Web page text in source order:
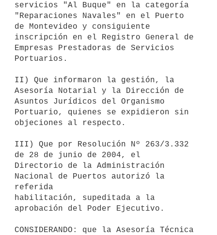
servicios "Al Buque" en la categoría
"Reparaciones Navales" en el Puerto
de Montevideo y consiguiente
inscripción en el Registro General de
Empresas Prestadoras de Servicios
Portuarios.
II) Que informaron la gestión, la
Asesoría Notarial y la Dirección de
Asuntos Jurídicos del Organismo
Portuario, quienes se expidieron sin
objeciones al respecto.
III) Que por Resolución Nº 263/3.332
de 28 de junio de 2004, el
Directorio de la Administración
Nacional de Puertos autorizó la
referida
habilitación, supeditada a la
aprobación del Poder Ejecutivo.
CONSIDERANDO: que la Asesoría Técnica